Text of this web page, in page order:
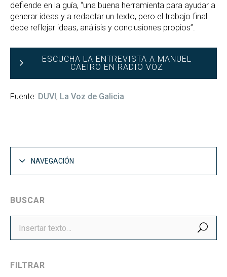
defiende en la guía, “una buena herramienta para ayudar a
generar ideas y a redactar un texto, pero el trabajo final
debe reflejar ideas, análisis y conclusiones propios”.
ESCUCHA LA ENTREVISTA A MANUEL
CAEIRO EN RADIO VOZ
Fuente: DUVI , La Voz de Galicia.
NAVEGACIÓN
BUSCAR
FILTRAR